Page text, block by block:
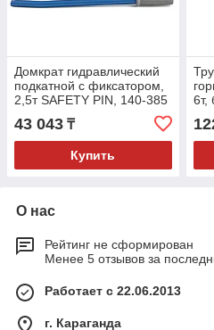
Домкрат гидравлический
подкатной с фиксатором,
2,5т SAFETY PIN, 140-385
мм// Stels
43 043 ₸
Купить
6т,
О нас
Рейтинг не сформирован
Менее 5 отзывов за
Работает с 22.06.2013
г. Караганда